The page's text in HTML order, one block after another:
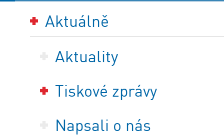
Aktuálně
Aktuality
Tiskové zprávy
Napsali o nás